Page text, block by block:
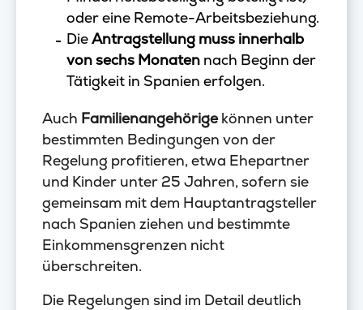
oder eine Remote-Arbeitsbeziehung.
DieAntragstellung muss innerhalb
von sechs Monaten nach Beginn der
Tätigkeit in Spanien erfolgen.
Auch Familienangehörigekönnen unter
bestimmten Bedingungen von der
Regelung profitieren, etwa Ehepartner
und Kinder unter 25 Jahren, sofern sie
gemeinsam mit dem Hauptantragsteller
nach Spanien ziehen und bestimmte
Einkommensgrenzen nicht
überschreiten.
Die Regelungen sind im Detail deutlich